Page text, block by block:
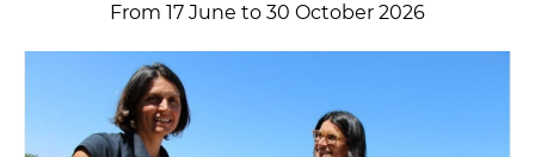
From 17 June to 30 October 2026